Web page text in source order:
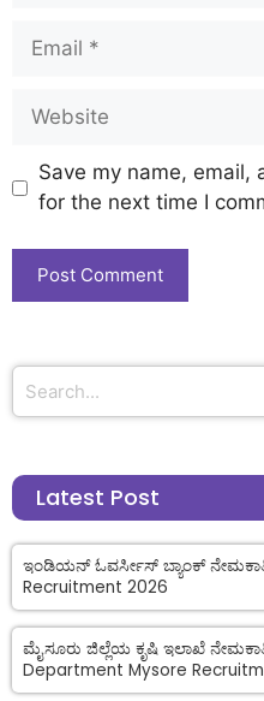
Save my name,
for the next time I
Latest Post
ಇಂಡಿಯನ್ ಓವರ್ಸೀಸ್ ಬ್ಯಾಂಕ್
Recruitment 2026
ಮೈಸೂರು ಜಿಲ್ಲೆಯ ಕೃಷಿ ಇಲಾಖೆ
Department Mysore